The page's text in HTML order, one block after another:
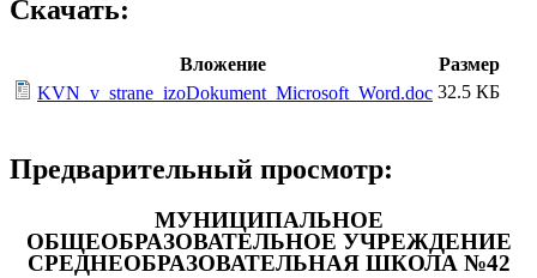
Скачать:
Вложение
Размер
KVN_v_strane_izoDokument_Microsoft_Word.doc 32.5 КБ
Предварительный просмотр:
МУНИЦИПАЛЬНОЕ
ОБЩЕОБРАЗОВАТЕЛЬНОЕ УЧРЕЖДЕНИЕ
СРЕДНЕОБРАЗОВАТЕЛЬНАЯ ШКОЛА №42